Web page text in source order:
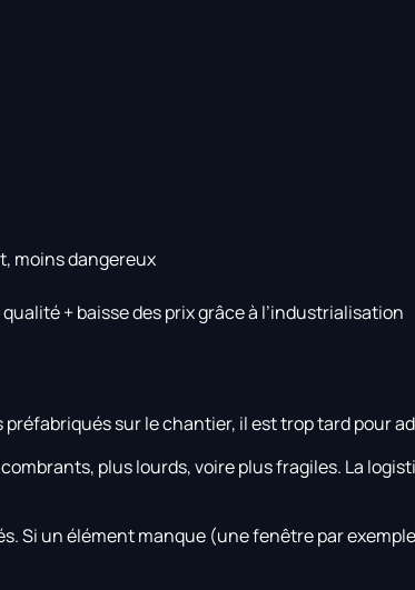
moins dangereux
+ baisse des prix grâce à l’industrialisation
préfabriqués sur le chantier, il est trop tard pour
plus lourds, voire plus fragiles. La
Si un élément manque (une fenêtre par